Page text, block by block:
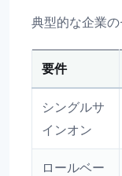
典型的な企業の
要件
シングルサ
インオン
ロールベー